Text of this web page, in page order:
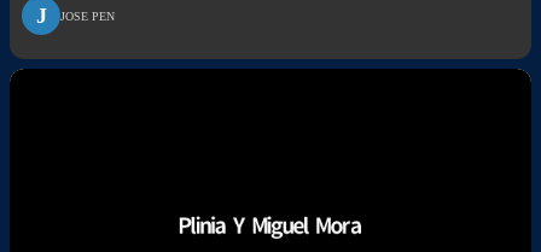
J JOSE PEN